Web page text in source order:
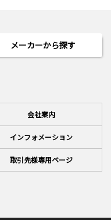
メーカーから探す
会社案内
インフォメーション
取引先様専用ページ